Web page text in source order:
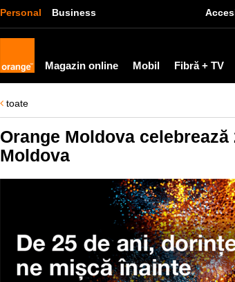
Personal Business
Magazin online Mobil Fibră + TV
toate
Orange Moldova
Moldova